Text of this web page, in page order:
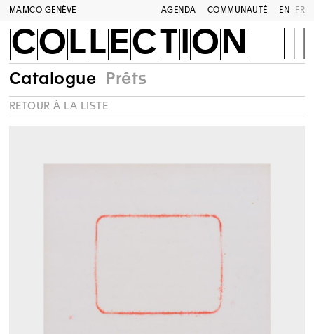
MAMCO GENÈVE AGENDA COMMUNAUTÉ EN FR
COLLECTION
Catalogue Prêts
RETOUR À LA LISTE